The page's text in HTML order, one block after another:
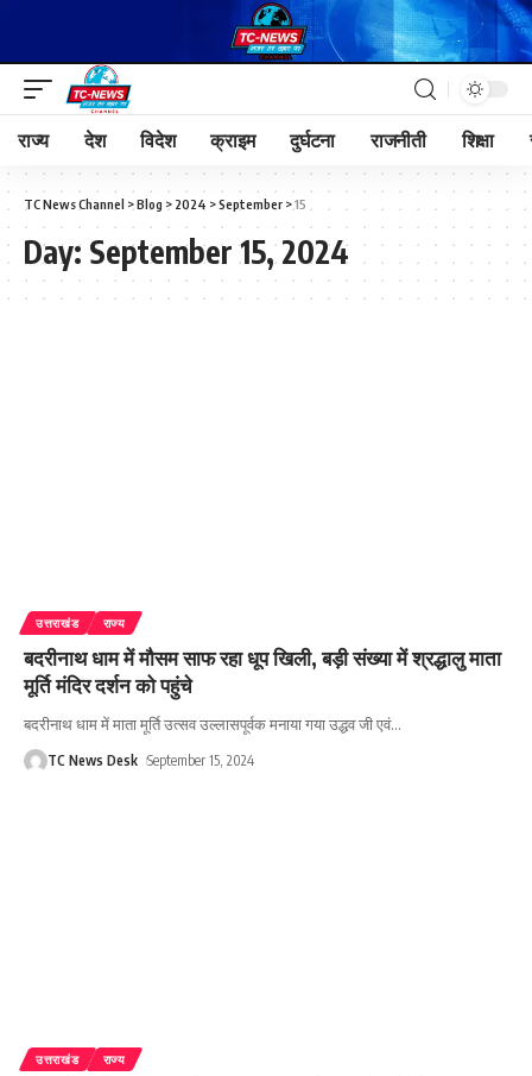
राज्य देश विदेश क्राइम दुर्घटना राजनीती शिक्षा
TC News Channel >Blog > 2024 >September >15
Day: September 15, 2024
उत्तराखंड राज्य
बदरीनाथ धाम में मौसम साफ रहा धूप खिली, बड़ी संख्या में श्रद्धालु माता
मूर्ति मंदिर दर्शन को पहुंचे
बदरीनाथ धाम में माता मूर्ति उत्सव उल्लासपूर्वक मनाया गया उद्धव जी एवं…
TC News Desk September 15, 2024
उत्तराखंड राज्य